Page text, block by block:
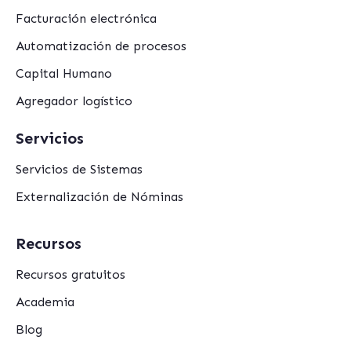
Facturación electrónica
Automatización de procesos
Capital Humano
Agregador logístico
Servicios
Servicios de Sistemas
Externalización de Nóminas
Recursos
Recursos gratuitos
Academia
Blog